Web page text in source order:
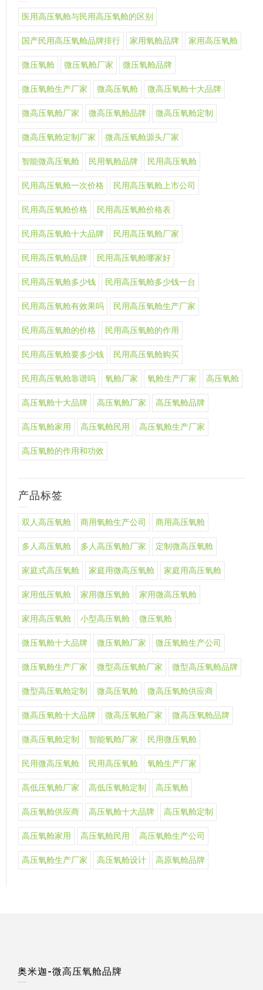
医用高压氧舱与民用高压氧舱的区别
国产民用高压氧舱品牌排行 家用氧舱品牌 家用高压氧舱
微压氧舱 微压氧舱厂家 微压氧舱品牌
微压氧舱生产厂家 微高压氧舱 微高压氧舱十大品牌
微高压氧舱厂家 微高压氧舱品牌 微高压氧舱定制
微高压氧舱定制厂家 微高压氧舱源头厂家
智能微高压氧舱 民用氧舱品牌 民用高压氧舱
民用高压氧舱一次价格 民用高压氧舱上市公司
民用高压氧舱价格 民用高压氧舱价格表
民用高压氧舱十大品牌 民用高压氧舱厂家
民用高压氧舱品牌 民用高压氧舱哪家好
民用高压氧舱多少钱 民用高压氧舱多少钱一台
民用高压氧舱有效果吗 民用高压氧舱生产厂家
民用高压氧舱的价格 民用高压氧舱的作用
民用高压氧舱要多少钱 民用高压氧舱购买
民用高压氧舱靠谱吗 氧舱厂家 氧舱生产厂家 高压氧舱
高压氧舱十大品牌 高压氧舱厂家 高压氧舱品牌
高压氧舱家用 高压氧舱民用 高压氧舱生产厂家
高压氧舱的作用和功效
产品标签
双人高压氧舱 商用氧舱生产公司 商用高压氧舱
多人高压氧舱 多人高压氧舱厂家 定制微高压氧舱
家庭式高压氧舱 家庭用微高压氧舱 家庭用高压氧舱
家用低压氧舱 家用微压氧舱 家用微高压氧舱
家用高压氧舱 小型高压氧舱 微压氧舱
微压氧舱十大品牌 微压氧舱厂家 微压氧舱生产公司
微压氧舱生产厂家 微型高压氧舱厂家 微型高压氧舱品牌
微型高压氧舱定制 微高压氧舱 微高压氧舱供应商
微高压氧舱十大品牌 微高压氧舱厂家 微高压氧舱品牌
微高压氧舱定制 智能氧舱厂家 民用微压氧舱
民用微高压氧舱 民用高压氧舱 氧舱生产厂家
高低压氧舱厂家 高低压氧舱定制 高压氧舱
高压氧舱供应商 高压氧舱十大品牌 高压氧舱定制
高压氧舱家用 高压氧舱民用 高压氧舱生产公司
高压氧舱生产厂家 高压氧舱设计 高原氧舱品牌
奥米迦-微高压氧舱品牌